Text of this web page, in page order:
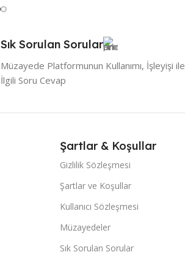
Sık Sorulan Sorular
Müzayede Platformunun Kullanımı, İşleyişi ile
İlgili Soru Cevap
Şartlar & Koşullar
Gizlilik Sözleşmesi
Şartlar ve Koşullar
Kullanıcı Sözleşmesi
Müzayedeler
Sık Sorulan Sorular